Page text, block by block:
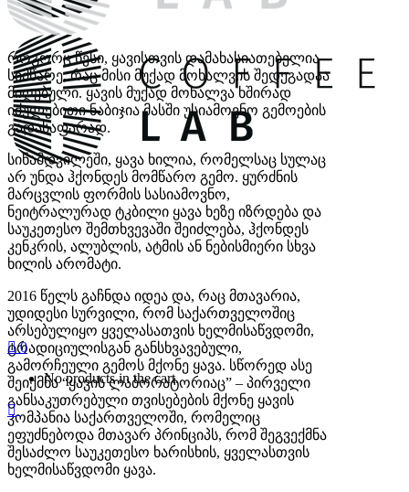
0
No products in the cart.
როგორც წესი, ყავისთვის დამახასიათებელია
სიმწარე, რაცმისი მუქად მოხალვის შედეგადაა
მიღებული. ყავის მუქად მოხალვა ხშირად
იძულებითი ნაბიჯია მასში უსიამოვნო გემოების
გადასაფარად.
სინამდვილეში, ყავა ხილია, რომელსაც სულაც
არ უნდა ჰქონდეს მომწარო გემო. ყურძნის
მარცვლის ფორმის სასიამოვნო,
ნეიტრალურად ტკბილი ყავა ხეზე იზრდება და
საუკეთესო შემთხვევაში შეიძლება, ჰქონდეს
კენკრის, ალუბლის, ატმის ან ნებისმიერი სხვა
ხილის არომატი.
2016 წელს გაჩნდა იდეა და, რაც მთავარია,
უდიდესი სურვილი, რომ საქართველოშიც
არსებულიყო ყველასათვის ხელმისაწვდომი,
ტრადიციულისგან განსხვავებული,
გამორჩეული გემოს მქონე ყავა. სწორედ ასე
შეიქმნა “ყავის ლაბორატორიაც” – პირველი
განსაკუთრებული თვისებების მქონე ყავის
კომპანია საქართველოში, რომელიც
ეფუძნებოდა მთავარ პრინციპს, რომ შეგვექმნა
შესაძლო საუკეთესო ხარისხის, ყველასთვის
ხელმისაწვდომი ყავა.